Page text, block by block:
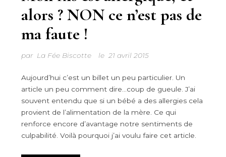
alors ? NON ce n’est pas de
ma faute !
par La Fée Biscotte le 21 avril 2015
Aujourd’hui c’est un billet un peu particulier. Un
article un peu comment dire…coup de gueule. J’ai
souvent entendu que si un bébé a des allergies cela
provient de l’alimentation de la mère. Ce qui
renforce encore d’avantage notre sentiments de
culpabilité. Voilà pourquoi j’ai voulu faire cet article.